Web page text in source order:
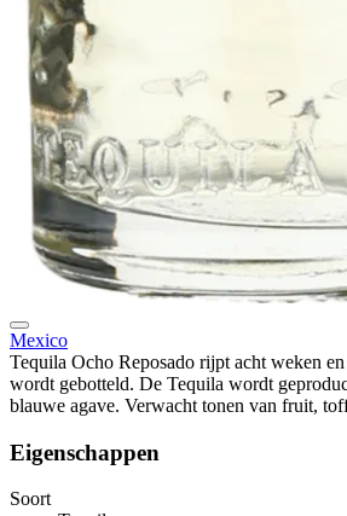
Mexico
Tequila Ocho Reposado rijpt acht weken
wordt gebotteld. De Tequila wordt
blauwe agave. Verwacht tonen van fruit,
Eigenschappen
Soort